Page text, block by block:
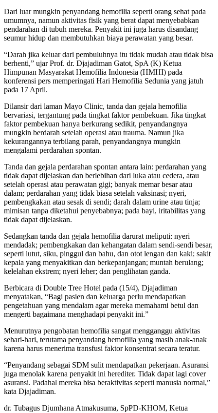
Dari luar mungkin penyandang hemofilia seperti orang sehat pada
umumnya, namun aktivitas fisik yang berat dapat menyebabkan
pendarahan di tubuh mereka. Penyakit ini juga harus disandang
seumur hidup dan membutuhkan biaya perawatan yang besar.
“Darah jika keluar dari pembuluhnya itu tidak mudah atau tidak bisa
berhenti,” ujar Prof. dr. Djajadiman Gatot, SpA (K) Ketua
Himpunan Masyarakat Hemofilia Indonesia (HMHI) pada
konferensi pers memperingati Hari Hemofilia Sedunia yang jatuh
pada 17 April.
Dilansir dari laman Mayo Clinic, tanda dan gejala hemofilia
bervariasi, tergantung pada tingkat faktor pembekuan. Jika tingkat
faktor pembekuan hanya berkurang sedikit, penyandangnya
mungkin berdarah setelah operasi atau trauma. Namun jika
kekurangannya terbilang parah, penyandangnya mungkin
mengalami perdarahan spontan.
Tanda dan gejala perdarahan spontan antara lain: perdarahan yang
tidak dapat dijelaskan dan berlebihan dari luka atau cedera, atau
setelah operasi atau perawatan gigi; banyak memar besar atau
dalam; perdarahan yang tidak biasa setelah vaksinasi; nyeri,
pembengkakan atau sesak di sendi; darah dalam urine atau tinja;
mimisan tanpa diketahui penyebabnya; pada bayi, iritabilitas yang
tidak dapat dijelaskan.
Sedangkan tanda dan gejala hemofilia darurat meliputi: nyeri
mendadak; pembengkakan dan kehangatan dalam sendi-sendi besar,
seperti lutut, siku, pinggul dan bahu, dan otot lengan dan kaki; sakit
kepala yang menyakitkan dan berkepanjangan; muntah berulang;
kelelahan ekstrem; nyeri leher; dan penglihatan ganda.
Berbicara di Double Tree Hotel pada (15/4), Djajadiman
menyatakan, “Bagi pasien dan keluarga perlu mendapatkan
pengetahuan yang mendalam agar mereka memahami betul dan
mengerti bagaimana menghadapi penyakit ini.”
Menurutnya pengobatan hemofilia sangat mengganggu aktivitas
sehari-hari, terutama penyandang hemofilia yang masih anak-anak
karena harus menerima transfusi faktor konsentrat secara teratur.
“Penyandang sebagai SDM sulit mendapatkan pekerjaan. Asuransi
juga menolak karena penyakit ini herediter. Tidak dapat lagi cover
asuransi. Padahal mereka bisa beraktivitas seperti manusia normal,”
kata Djajadiman.
dr. Tubagus Djumhana Atmakusuma, SpPD-KHOM, Ketua